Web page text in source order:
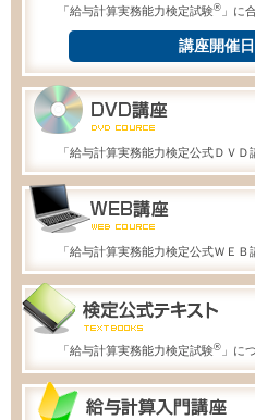
「給与計算実務能力検定試験® 」に
講座開催
「給与計算実務能力検定公式ＤＶＤ
「給与計算実務能力検定公式ＷＥＢ
「給与計算実務能力検定試験® 」に